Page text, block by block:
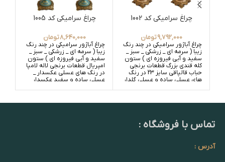
چراغ سرامیکی کد 1002
9,792,000تومان
چراغ آباژور سرامیکی در چند رنگ
زیبا ( سرمه ای _ زرشکی _ سبز _
سفید و آبی فیروزه ای ) ستون
کله قندی بزرگ قطعات برنجی
حباب قالپاقی سایز 23 در رنگ
های عسلی ساده و عسلی گلدار
چراغ سرامیکی کد 1005
8,640,000تومان
چراغ آباژور سرامیکی در چند رنگ
زیبا ( سرمه ای _ زرشکی _ سبز _
سفید و آبی فیروزه ای ) ستون
امپریال قطعات برنجی لاله لامپا
در رنگ های عسلی عکسدار _
عسلی ساده و سفید عکسدار _
تماس با فروشگاه :
آدرس :